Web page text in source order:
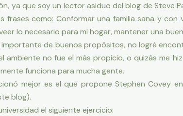
ya que soy un lector asiduo del blog de Steve
frases como: Conformar una familia sana y con
lo necesario para mi hogar, mantener una
de buenos propósitos, no logré
ambiente no fue el más propicio, o quizás me
funciona para mucha gente.
mejor es el que propone Stephen Covey
blog).
el siguiente ejercicio: